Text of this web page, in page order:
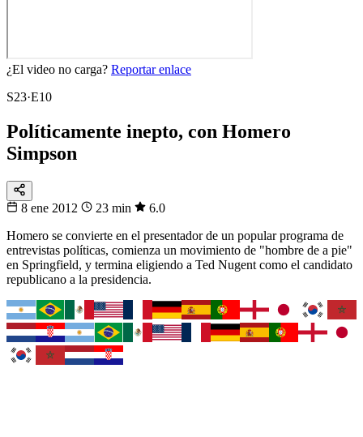
¿El video no carga? Reportar enlace
S23·E10
Políticamente inepto, con Homero
Simpson
8 ene 2012 23 min
6.0
Homero se convierte en el presentador de un popular programa de
entrevistas políticas, comienza un movimiento de "hombre de a pie"
en Springfield, y termina eligiendo a Ted Nugent como el candidato
republicano a la presidencia.